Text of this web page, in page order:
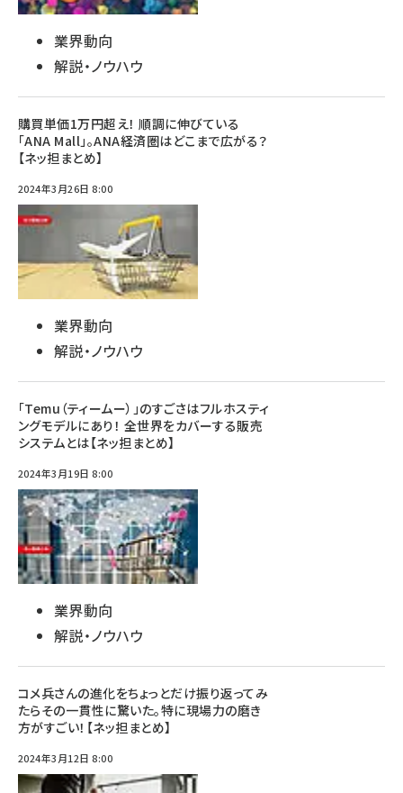
業界動向
解説・ノウハウ
購買単価1万円超え！ 順調に伸びている
「ANA Mall」。ANA経済圏はどこまで広がる？
【ネッ担まとめ】
2024年3月26日 8:00
業界動向
解説・ノウハウ
「Temu（ティームー）」のすごさはフルホスティ
ングモデルにあり！ 全世界をカバーする販売
システムとは【ネッ担まとめ】
2024年3月19日 8:00
業界動向
解説・ノウハウ
コメ兵さんの進化をちょっとだけ振り返ってみ
たらその一貫性に驚いた。特に現場力の磨き
方がすごい！【ネッ担まとめ】
2024年3月12日 8:00